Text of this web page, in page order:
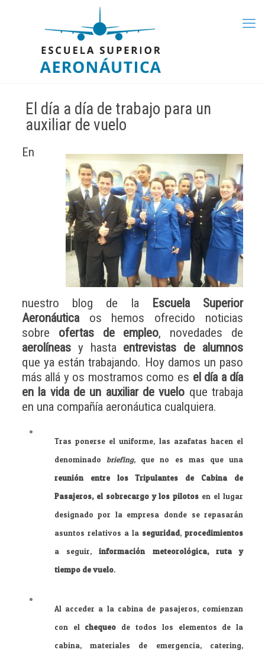
El día a día de trabajo para un
auxiliar de vuelo
En
nuestro blog de la
Escuela Superior
Aeronáuticaos hemos ofrecido noticias
sobre ofertas de empleo, novedades de
aerolíneasy hasta entrevistas de alumnos
que ya están trabajando. Hoy damos un paso
más allá y os mostramos como es el día a día
en la vida de un auxiliar de vuelo que trabaja
en una compañía aeronáutica cualquiera.
Tras ponerse el uniforme, las azafatas hacen el
denominado briefing, que no es mas que una
reunión entre los Tripulantes de Cabina de
Pasajeros, el sobrecargo y los pilotos en el lugar
designado por la empresa donde se repasarán
asuntos relativos a la seguridad,procedimientos
a seguir,información meteorológica, ruta y
tiempo de vuelo.
Al acceder a la cabina de pasajeros, comienzan
con el chequeo de todos los elementos de la
cabina, materiales de emergencia, catering,